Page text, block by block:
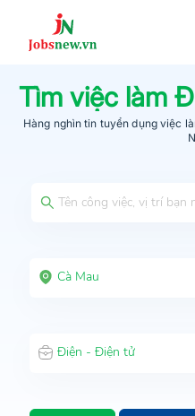
Tìm việc làm
Hàng nghìn tin tuyển dụng việc
Cà Mau
Điện - Điện tử